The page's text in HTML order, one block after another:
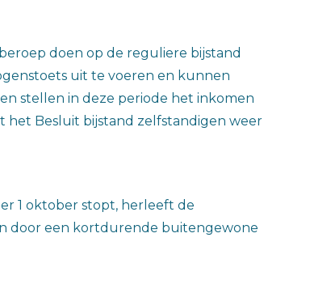
doen op de reguliere bijstand
uit te voeren en kunnen
stellen in deze periode het inkomen
het Besluit bijstand zelfstandigen weer
1 oktober stopt, herleeft de
door een kortdurende buitengewone